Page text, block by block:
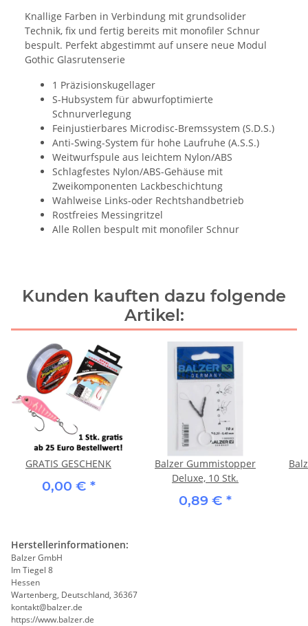
Knallige Farben in Verbindung mit grundsolider
Technik, fix und fertig bereits mit monofiler Schnur
bespult. Perfekt abgestimmt auf unsere neue Modul
Gothic Glasrutenserie
1 Präzisionskugellager
S-Hubsystem für abwurfoptimierte
Schnurverlegung
Feinjustierbares Microdisc-Bremssystem (S.D.S.)
Anti-Swing-System für hohe Laufruhe (A.S.S.)
Weitwurfspule aus leichtem Nylon/ABS
Schlagfestes Nylon/ABS-Gehäuse mit
Zweikomponenten Lackbeschichtung
Wahlweise Links-oder Rechtshandbetrieb
Rostfreies Messingritzel
Alle Rollen bespult mit monofiler Schnur
Kunden kauften dazu folgende
Artikel:
GRATIS GESCHENK
0,00 € *
Balzer Gummistopper
Deluxe, 10 Stk.
0,89 € *
Herstellerinformationen:
Balzer GmbH
Im Tiegel 8
Hessen
Wartenberg, Deutschland, 36367
kontakt@balzer.de
https://www.balzer.de